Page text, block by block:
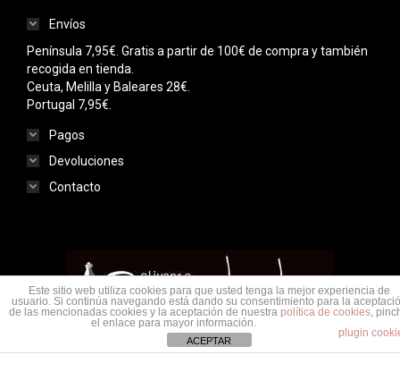
Envíos
Península 7,95€. Gratis a partir de 100€ de compra y también
recogida en tienda.
Ceuta, Melilla y Baleares 28€.
Portugal 7,95€.
Pagos
Devoluciones
Contacto
Menu legal
Este sitio web utiliza cookies para que usted tenga la mejor experiencia de
usuario. Si continúa navegando está dando su consentimiento para la
de las mencionadas cookies y la aceptación de nuestra política de cookies,
el enlace para mayor información.
plugin
ACEPTAR